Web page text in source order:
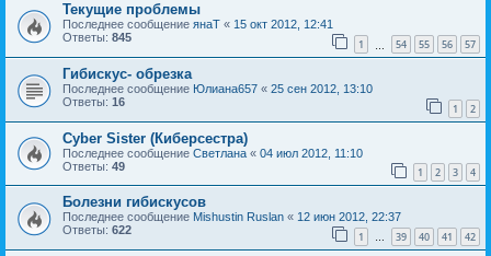
Текущие проблемы
Последнее сообщение янаТ « 15 окт 2012, 12:41
Ответы: 845 1 54 55 56 57
Гибискус- обрезка
Последнее сообщение Юлиана657 « 25 сен 2012, 13:10
Ответы: 16 1 2
Cyber Sister (Киберсестра)
Последнее сообщение Светлана « 04 июл 2012, 11:10
Ответы: 49 1 2 3 4
Болезни гибискусов
Последнее сообщение Mishustin Ruslan « 12 июн 2012, 22:37
Ответы: 622 1 … 39 40 41 42